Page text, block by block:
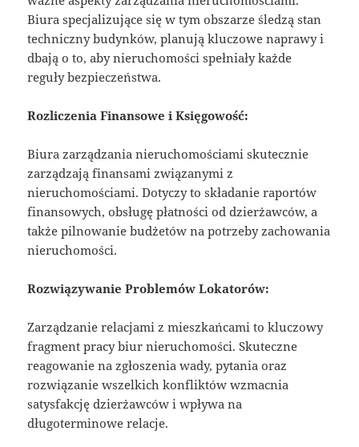
Biura specjalizujące się w tym obszarze śledzą stan
techniczny budynków, planują kluczowe naprawy i
dbają o to, aby nieruchomości spełniały każde
reguły bezpieczeństwa.
Rozliczenia Finansowe i Księgowość:
Biura zarządzania nieruchomościami skutecznie
zarządzają finansami związanymi z
nieruchomościami. Dotyczy to składanie raportów
finansowych, obsługę płatności od dzierżawców, a
także pilnowanie budżetów na potrzeby zachowania
nieruchomości.
Rozwiązywanie Problemów Lokatorów:
Zarządzanie relacjami z mieszkańcami to kluczowy
fragment pracy biur nieruchomości. Skuteczne
reagowanie na zgłoszenia wady, pytania oraz
rozwiązanie wszelkich konfliktów wzmacnia
satysfakcję dzierżawców i wpływa na
długoterminowe relacje.